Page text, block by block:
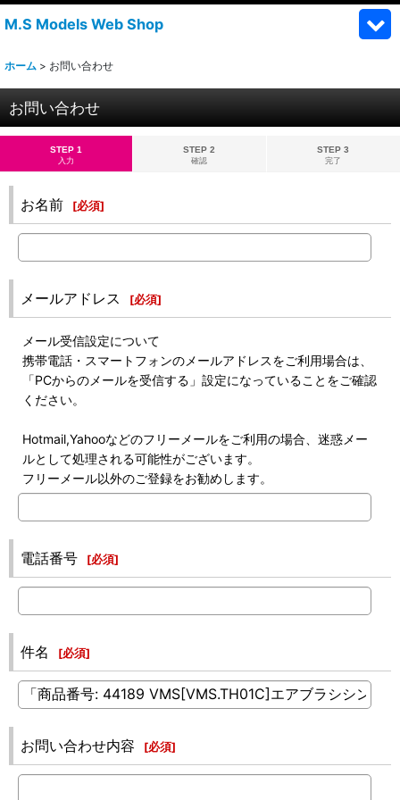
M.S Models Web Shop
ホーム > お問い合わせ
お問い合わせ
STEP 1
入力
STEP 2
確認
STEP 3
完了
お名前 [必須]
メールアドレス [必須]
メール受信設定について
携帯電話・スマートフォンのメールアドレスをご利用場合は、
「PCからのメールを受信する」設定になっていることをご確認
ください。
Hotmail,Yahooなどのフリーメールをご利用の場合、迷惑メー
ルとして処理される可能性がございます。
フリーメール以外のご登録をお勧めします。
電話番号 [必須]
件名 [必須]
お問い合わせ内容 [必須]